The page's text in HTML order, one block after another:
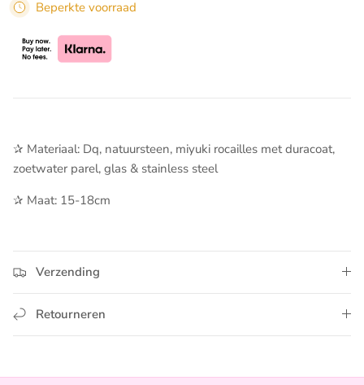
Beperkte voorraad
✰ Materiaal: Dq, natuursteen, miyuki rocailles met duracoat,
zoetwater parel, glas & stainless steel
✰ Maat: 15-18cm
Verzending
Retourneren